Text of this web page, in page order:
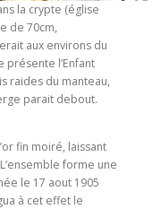
la crypte (église
de 70cm,
aux environs du
présente l’Enfant
raides du manteau,
parait debout.
fin moiré, laissant
forme une
le 17 aout 1905
à cet effet le